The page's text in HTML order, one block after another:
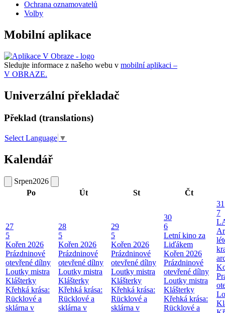
Ochrana oznamovatelů
Volby
Mobilní aplikace
Sledujte informace z našeho webu v mobilní aplikaci –
V OBRAZE.
Univerzální překladač
Překlad (translations)
Select Language ▼
Kalendář
Srpen2026
Po
Út St Čt
27
5
Kořen 2026
Prázdninové
otevřené dílny
Loutky mistra
Klášterky
Křehká krása:
Rücklové a
sklárna v
28
5
Kořen 2026
Prázdninové
otevřené dílny
Loutky mistra
Klášterky
Křehká krása:
Rücklové a
sklárna v
29
5
Kořen 2026
Prázdninové
otevřené dílny
Loutky mistra
Klášterky
Křehká krása:
Rücklové a
sklárna v
30
6
Letní kino za
Liďákem
Kořen 2026
Prázdninové
otevřené dílny
Loutky mistra
Klášterky
Křehká krása:
Rücklové a
31
7